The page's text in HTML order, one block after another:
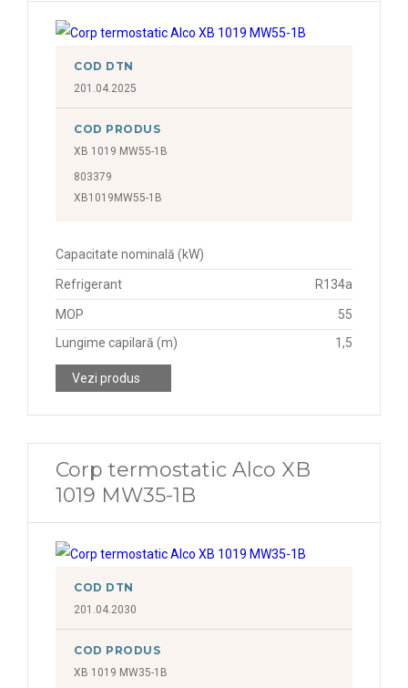
COD DTN
201.04.2025
COD PRODUS
XB 1019 MW55-1B
803379
XB1019MW55-1B
Capacitate nominală (kW)
Refrigerant R134a
MOP
55
Lungime capilară (m)
1,5
Vezi produs
Corp termostatic Alco XB
1019 MW35-1B
COD DTN
201.04.2030
COD PRODUS
XB 1019 MW35-1B